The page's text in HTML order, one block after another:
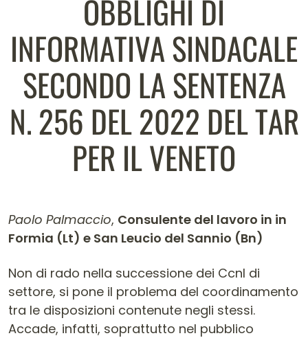
OBBLIGHI DI
INFORMATIVA SINDACALE
SECONDO LA SENTENZA
N. 256 DEL 2022 DEL TAR
PER IL VENETO
Paolo Palmaccio, Consulente del lavoro in in
Formia (Lt) e San Leucio del Sannio (Bn)
Contenuto dell'articolo
Non di rado nella successione dei Ccnl di
settore, si pone il problema del coordinamento
tra le disposizioni contenute negli stessi.
Accade, infatti, soprattutto nel pubblico